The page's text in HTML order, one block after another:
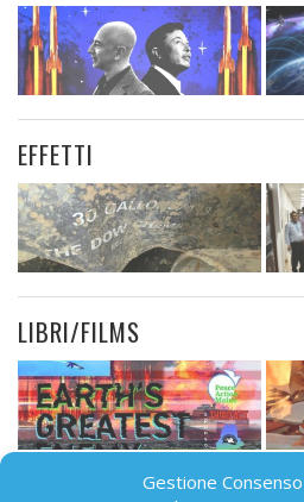
Gestione
EFFETTI
LIBRI/FILMS